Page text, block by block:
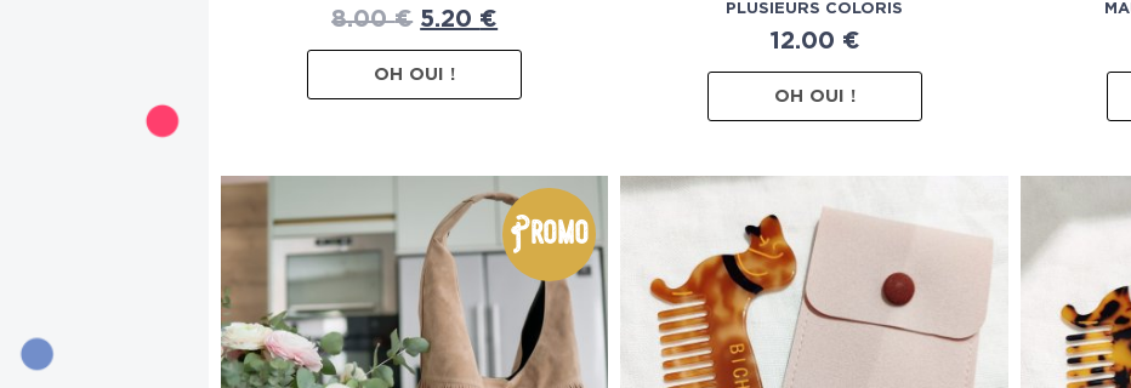
8.00€ 5.20 €
OH OUI !
PLUSIEURS COLORIS
12.00 €
OH OUI !
Promo